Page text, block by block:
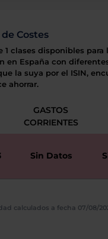
Costes
1 clases disponibles para
en España con
la suya por el ISIN,
ahorrar.
GASTOS
CORRIENTES
Sin Datos
calculados a fecha 07/08/